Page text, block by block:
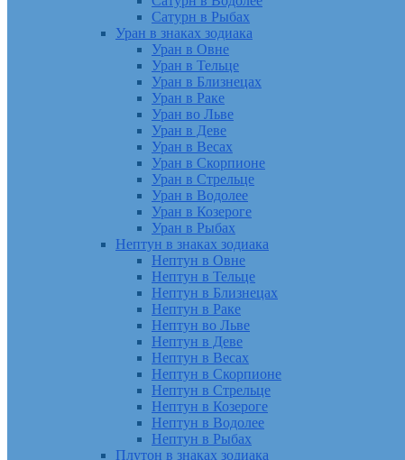
Сатурн в Рыбах
Уран в знаках зодиака
Уран в Овне
Уран в Тельце
Уран в Близнецах
Уран в Раке
Уран во Льве
Уран в Деве
Уран в Весах
Уран в Скорпионе
Уран в Стрельце
Уран в Водолее
Уран в Козероге
Уран в Рыбах
Нептун в знаках зодиака
Нептун в Овне
Нептун в Тельце
Нептун в Близнецах
Нептун в Раке
Нептун во Льве
Нептун в Деве
Нептун в Весах
Нептун в Скорпионе
Нептун в Стрельце
Нептун в Козероге
Нептун в Водолее
Нептун в Рыбах
Плутон в знаках зодиака